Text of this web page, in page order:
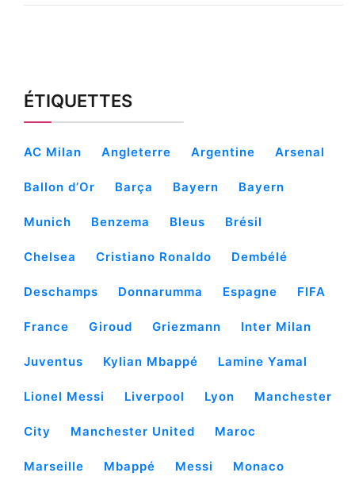
ÉTIQUETTES
AC Milan Angleterre Argentine Arsenal
Ballon d’Or Barça Bayern Bayern
Munich Benzema Bleus Brésil
Chelsea Cristiano Ronaldo Dembélé
Deschamps Donnarumma Espagne FIFA
France Giroud Griezmann Inter Milan
Juventus Kylian Mbappé Lamine Yamal
Lionel Messi Liverpool Lyon Manchester
City Manchester United Maroc
Marseille Mbappé Messi Monaco